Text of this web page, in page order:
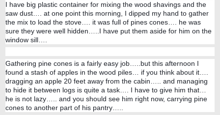
I have big plastic container for mixing the wood shavings and the
saw dust…. at one point this morning, I dipped my hand to gather
the mix to load the stove…. it was full of pines cones…. he was
sure they were well hidden…..I have put them aside for him on the
window sill….
Gathering pine cones is a fairly easy job…..but this afternoon I
found a stash of apples in the wood piles… if you think about it….
dragging an apple 20 feet away from the cabin….. and managing
to hide it between logs is quite a task…. I have to give him that…
he is not lazy….. and you should see him right now, carrying pine
cones to another part of his pantry…..